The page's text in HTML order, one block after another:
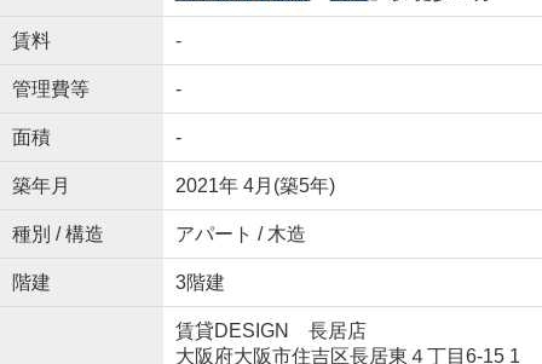
賃料 -
管理費等 -
面積 -
築年月 2021年 4月(築5年)
種別 / 構造 アパート / 木造
階建 3階建
賃貸DESIGN 長居店
大阪府大阪市住吉区長居東４丁目6-15 1